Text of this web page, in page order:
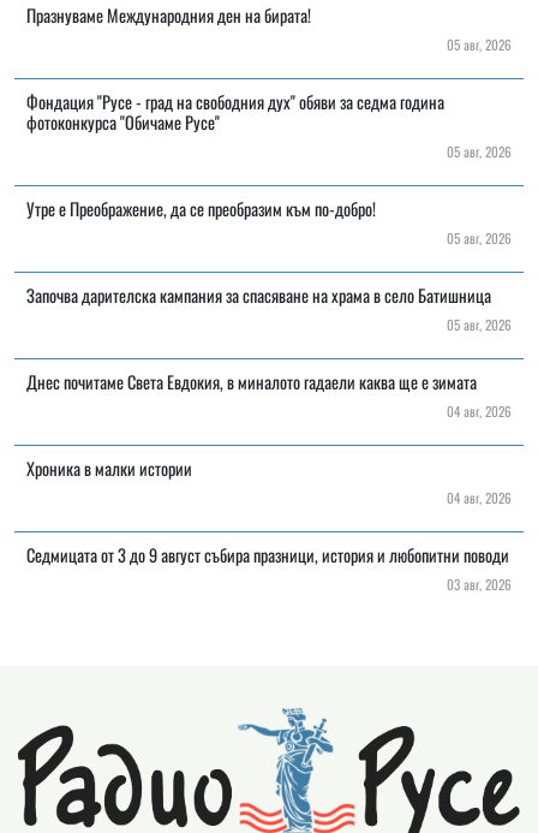
Празнуваме Международния ден на бирата!
05 авг, 2026
Фондация "Русе - град на свободния дух" обяви за седма година
фотоконкурса "Обичаме Русе"
05 авг, 2026
Утре е Преображение, да се преобразим към по-добро!
05 авг, 2026
Започва дарителска кампания за спасяване на храма в село Батишница
05 авг, 2026
Днес почитаме Света Евдокия, в миналото гадаели каква ще е зимата
04 авг, 2026
Хроника в малки истории
04 авг, 2026
Седмицата от 3 до 9 август събира празници, история и любопитни поводи
03 авг, 2026